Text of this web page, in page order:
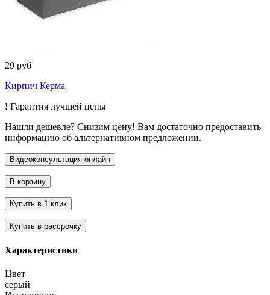
29 руб
Кирпич Керма
! Гарантия лучшей цены
Нашли дешевле? Снизим цену! Вам достаточно предоставить
информацию об альтернативном предложении.
Характеристики
Цвет
серый